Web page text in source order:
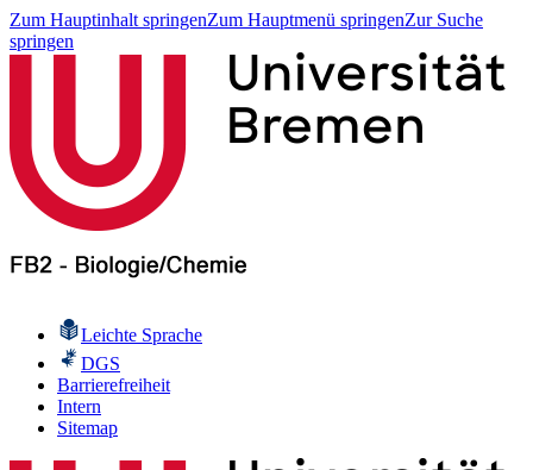
Zum Hauptinhalt springenZum Hauptmenü springenZur Suche
springen
Leichte Sprache
DGS
Barrierefreiheit
Intern
Sitemap